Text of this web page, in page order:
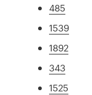
485
1539
1892
343
1525